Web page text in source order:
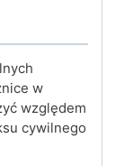
w
względem
cywilnego